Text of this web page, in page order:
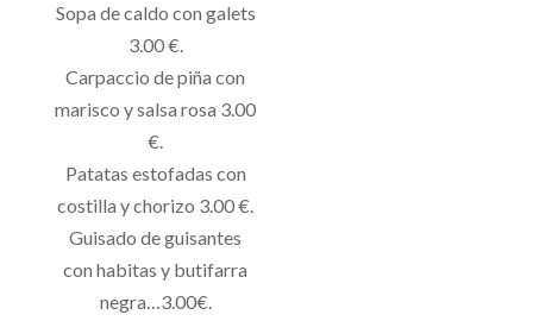
Sopa de caldo con galets
3.00 €.
Carpaccio de piña con
marisco y salsa rosa 3.00
€.
Patatas estofadas con
costilla y chorizo ​​3.00 €.
Guisado de guisantes
con habitas y butifarra
negra…3.00€.